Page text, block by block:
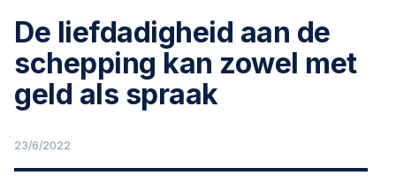
De liefdadigheid aan de
schepping kan zowel met
geld als spraak
23/6/2022